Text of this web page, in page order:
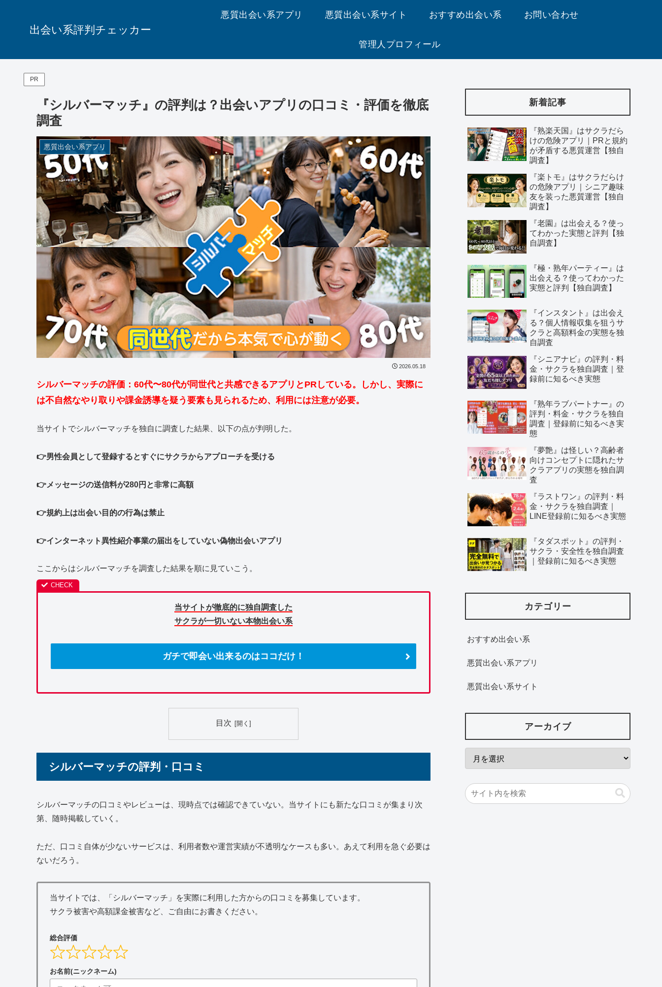
出会い系評判チェッカー
悪質出会い系アプリ 悪質出会い系サイト おすすめ出会い系 お問い合わせ
管理人プロフィール
PR
『シルバーマッチ』の評判は？出会いアプリの口コミ・評価を徹底
調査
悪質出会い系アプリ
2026.05.18
シルバーマッチの評価：60代〜80代が同世代と共感できるアプリとPRしている。しかし、実際に
は不自然なやり取りや課金誘導を疑う要素も見られるため、利用には注意が必要。
当サイトでシルバーマッチを独自に調査した結果、以下の点が判明した。
👉男性会員として登録するとすぐにサクラからアプローチを受ける
👉メッセージの送信料が280円と非常に高額
👉規約上は出会い目的の行為は禁止
👉インターネット異性紹介事業の届出をしていない偽物出会いアプリ
ここからはシルバーマッチを調査した結果を順に見ていこう。
当サイトが徹底的に独自調査した
サクラが一切いない本物出会い系
ガチで即会い出来るのはココだけ！
目次
シルバーマッチの評判・口コミ
シルバーマッチの口コミやレビューは、現時点では確認できていない。当サイトにも新たな口コミが集まり次
第、随時掲載していく。
ただ、口コミ自体が少ないサービスは、利用者数や運営実績が不透明なケースも多い。あえて利用を急ぐ必要は
ないだろう。
当サイトでは、「シルバーマッチ」を実際に利用した方からの口コミを募集しています。
サクラ被害や高額課金被害など、ご自由にお書きください。
総合評価
お名前(ニックネーム)
新着記事
『熟楽天国』はサクラだら
けの危険アプリ｜PRと規約
が矛盾する悪質運営【独自
調査】
『楽トモ』はサクラだらけ
の危険アプリ｜シニア趣味
友を装った悪質運営【独自
調査】
『老園』は出会える？使っ
てわかった実態と評判【独
自調査】
『極・熟年パーティー』は
出会える？使ってわかった
実態と評判【独自調査】
『インスタント』は出会え
る？個人情報収集を狙うサ
クラと高額料金の実態を独
自調査
『シニアナビ』の評判・料
金・サクラを独自調査｜登
録前に知るべき実態
『熟年ラブパートナー』の
評判・料金・サクラを独自
調査｜登録前に知るべき実
態
『夢艶』は怪しい？高齢者
向けコンセプトに隠れたサ
クラアプリの実態を独自調
査
『ラストワン』の評判・料
金・サクラを独自調査｜
LINE登録前に知るべき実態
『タダスポット』の評判・
サクラ・安全性を独自調査
｜登録前に知るべき実態
カテゴリー
おすすめ出会い系
悪質出会い系アプリ
悪質出会い系サイト
アーカイブ